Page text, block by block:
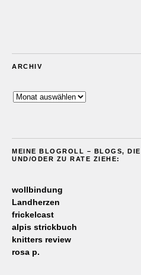
ARCHIV
Archiv
MEINE BLOGROLL – BLOGS,
UND/ODER ZU RATE ZIEHE:
wollbindung
Landherzen
frickelcast
alpis strickbuch
knitters review
rosa p.